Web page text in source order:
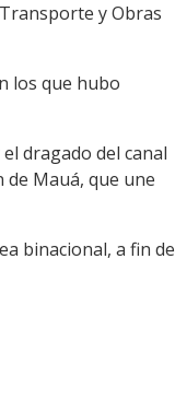
y Obras
los que hubo
dragado del canal
Mauá, que une
binacional, a fin de